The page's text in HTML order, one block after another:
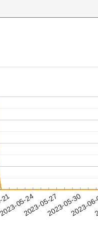
05-24
2023-05-272023-05-30
2023-